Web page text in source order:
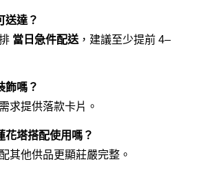
送達？
當日急件配送，建議至少提前 4–
飾嗎？
求提供落款卡片。
花塔搭配使用嗎？
其他供品更顯莊嚴完整。